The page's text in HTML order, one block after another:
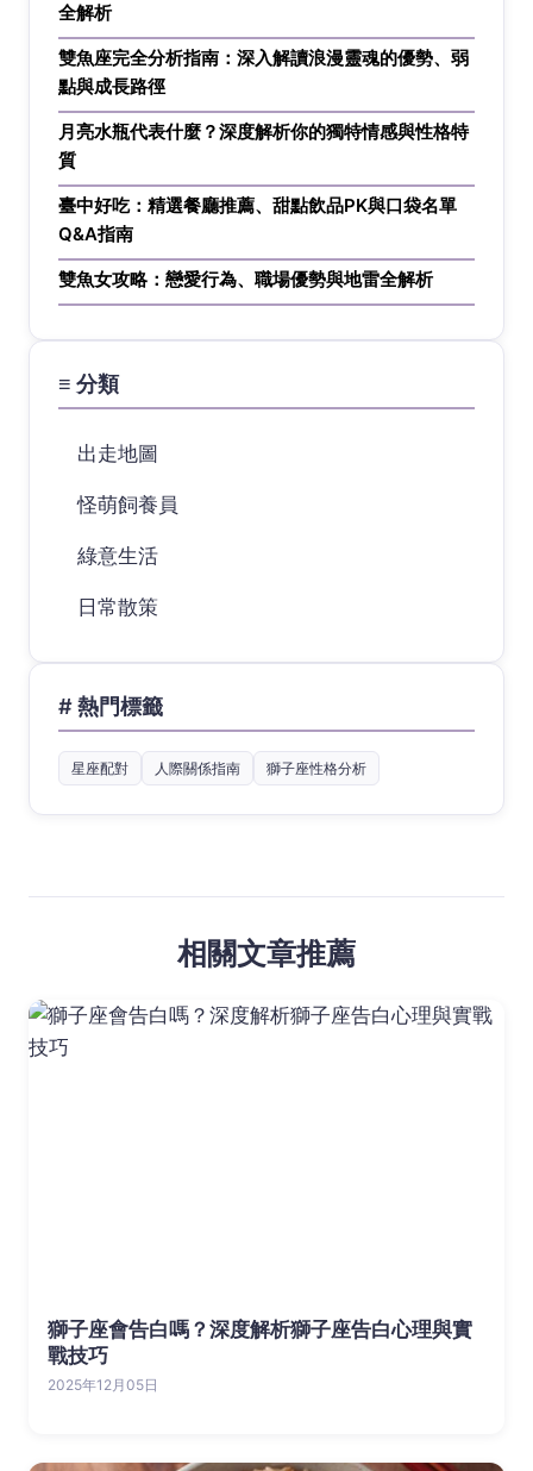
全解析
雙魚座完全分析指南：深入解讀浪漫靈魂的優勢、弱
點與成長路徑
月亮水瓶代表什麼？深度解析你的獨特情感與性格特
質
臺中好吃：精選餐廳推薦、甜點飲品PK與口袋名單
Q&A指南
雙魚女攻略：戀愛行為、職場優勢與地雷全解析
≡ 分類
出走地圖
怪萌飼養員
綠意生活
日常散策
# 熱門標籤
星座配對 人際關係指南 獅子座性格分析
相關文章推薦
獅子座會告白嗎？深度解析獅子座告白心理與實
戰技巧
2025年12月05日